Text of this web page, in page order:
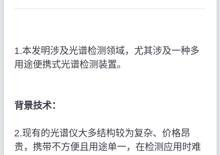
1.本发明涉及光谱检测领域，尤其涉及一种多
用途便携式光谱检测装置。
背景技术：
2.现有的光谱仪大多结构较为复杂、价格昂
贵，携带不方便且用途单一，在检测应用时难